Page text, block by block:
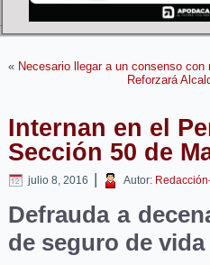
« Necesario llegar a un consenso
Reforzará
Internan en el
Sección 50 de
julio 8, 2016 | Autor:
Defrauda a
de seguro de vida